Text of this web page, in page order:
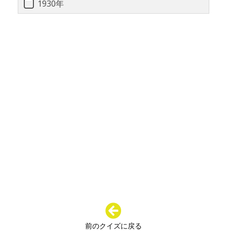
1930年
前のクイズに戻る